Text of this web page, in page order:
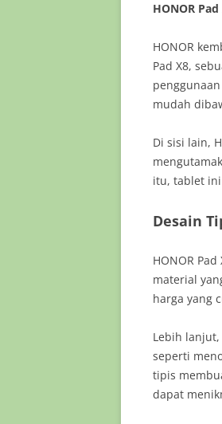
HONOR
HONOR
Pad X8,
mudah
Di sisi lain,
itu, tablet
Desain
HONOR
material
harga yang
Lebih
seperti
tipis
dapat